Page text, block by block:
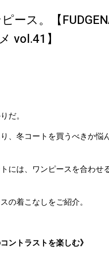
ース。【
vol.41】
だ。
、冬コートを買うべきか悩
には、ワンピースを合わせ
の着こなしをご紹介。
ントラストを楽しむ》